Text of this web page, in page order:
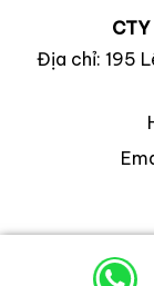
CTY
Địa chỉ: 195